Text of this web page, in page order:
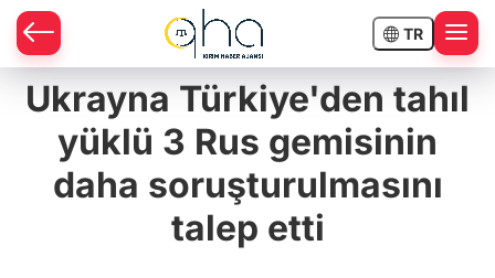
TR
Ukrayna Türkiye'den tahıl
yüklü 3 Rus gemisinin
daha soruşturulmasını
talep etti